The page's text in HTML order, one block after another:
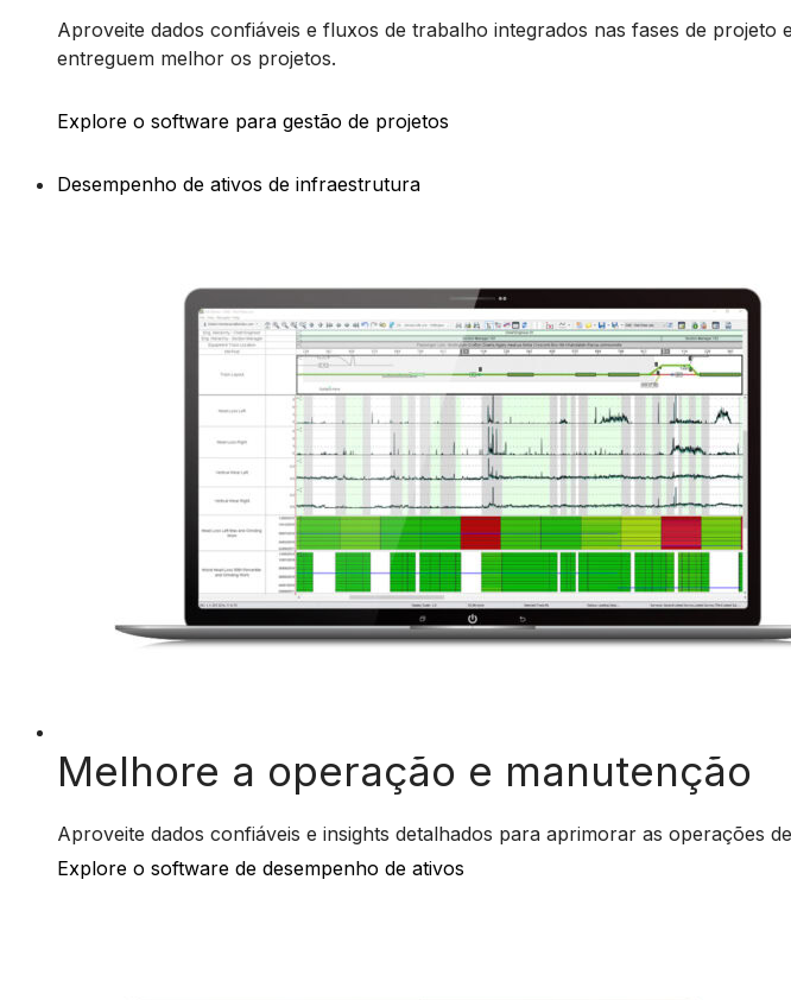
Aproveite dados confiáveis e fluxos de trabalho integrados nas fases de
entreguem melhor os projetos.
Explore o software para gestão de projetos
Desempenho de ativos de infraestrutura
Melhore a operação e manutenção
Aproveite dados confiáveis e insights detalhados para aprimorar as operações
Explore o software de desempenho de ativos